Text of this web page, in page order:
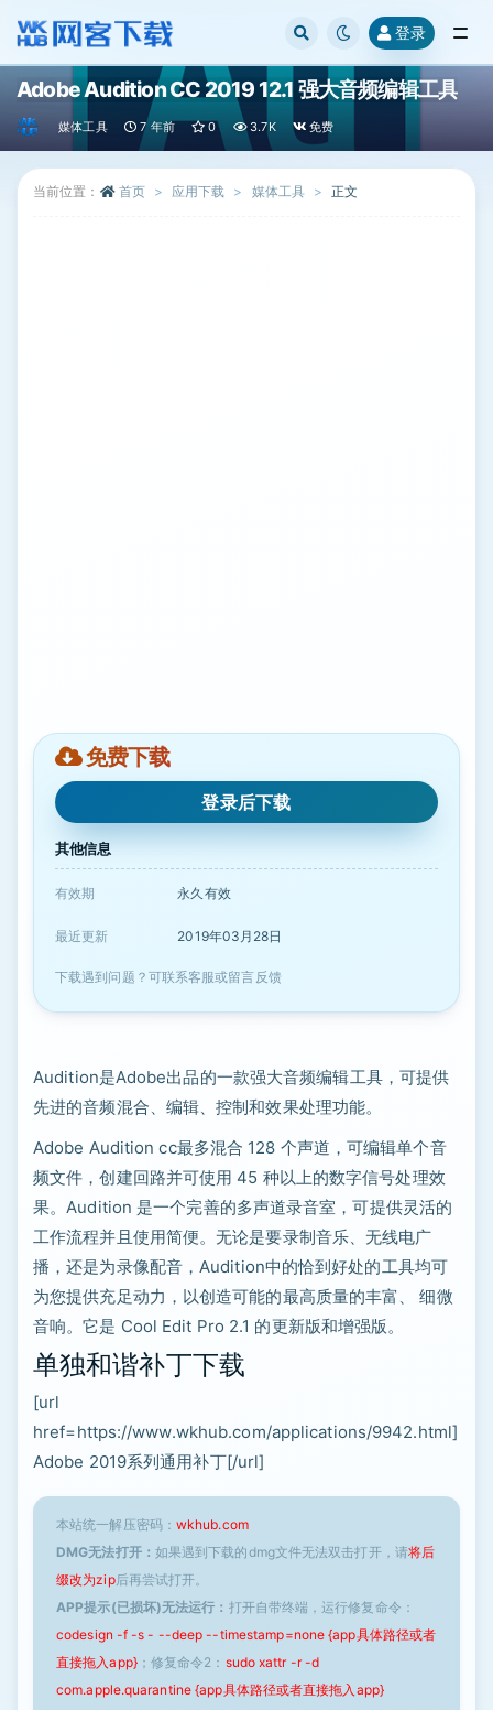
登录
Adobe Audition CC 2019 12.1 强大音频编辑工具
媒体工具 7 年前 0 3.7K 免费
当前位置： 首页 应用下载 媒体工具 正文
免费下载
登录后下载
其他信息
有效期 永久有效
最近更新 2019年03月28日
下载遇到问题？可联系客服或留言反馈
Audition是Adobe出品的一款强大音频编辑工具，可提供
先进的音频混合、编辑、控制和效果处理功能。
Adobe Audition cc最多混合 128 个声道，可编辑单个音
频文件，创建回路并可使用 45 种以上的数字信号处理效
果。Audition 是一个完善的多声道录音室，可提供灵活的
工作流程并且使用简便。无论是要录制音乐、无线电广
播，还是为录像配音，Audition中的恰到好处的工具均可
为您提供充足动力，以创造可能的最高质量的丰富、 细微
音响。它是 Cool Edit Pro 2.1 的更新版和增强版。
单独和谐补丁下载
[url
href=https://www.wkhub.com/applications/9942.html]
Adobe 2019系列通用补丁[/url]
本站统一解压密码： wkhub.com
DMG无法打开： 如果遇到下载的dmg文件无法双击打开，请将后
缀改为zip后再尝试打开。
APP提示(已损坏)无法运行： 打开自带终端，运行修复命令：
codesign -f -s - --deep --timestamp=none {app具体路径或者
直接拖入app}；修复命令2： sudo xattr -r -d
com.apple.quarantine {app具体路径或者直接拖入app}
全部